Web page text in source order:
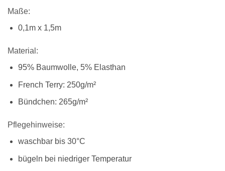
Maße:
0,1m x 1,5m
Material:
95% Baumwolle, 5% Elasthan
French Terry: 250g/m²
Bündchen: 265g/m²
Pflegehinweise:
waschbar bis 30°C
bügeln bei niedriger Temperatur